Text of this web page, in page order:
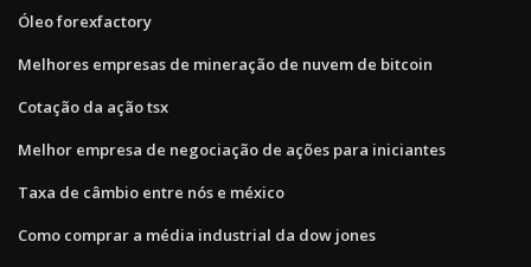
Óleo forexfactory
Melhores empresas de mineração de nuvem de bitcoin
Cotação da ação tsx
Melhor empresa de negociação de ações para iniciantes
Taxa de câmbio entre nós e méxico
Como comprar a média industrial da dow jones